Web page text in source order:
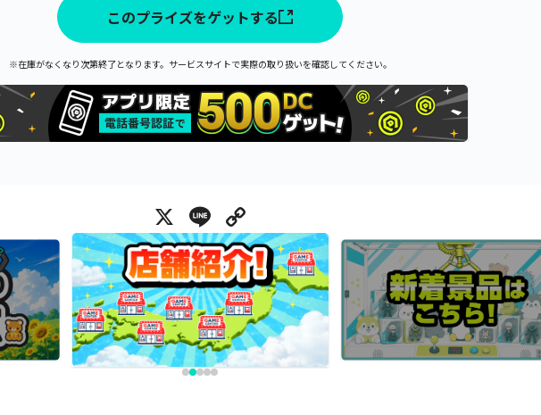
このプライズをゲットする
※在庫がなくなり次第終了となります。サービスサイトで実際の取り扱いを確認してください。
X Line